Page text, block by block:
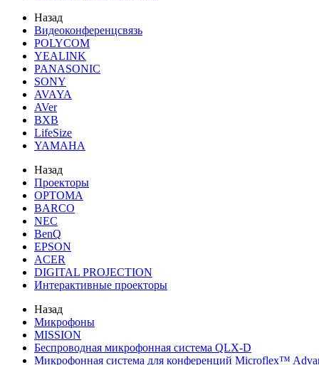
Назад
Видеоконференцсвязь
POLYCOM
YEALINK
PANASONIC
SONY
AVAYA
AVer
BXB
LifeSize
YAMAHA
Назад
Проекторы
OPTOMA
BARCO
NEC
BenQ
EPSON
ACER
DIGITAL PROJECTION
Интерактивные проекторы
Назад
Микрофоны
MISSION
Беспроводная микрофонная система QLX-D
Микрофонная система для конференций Microflex™